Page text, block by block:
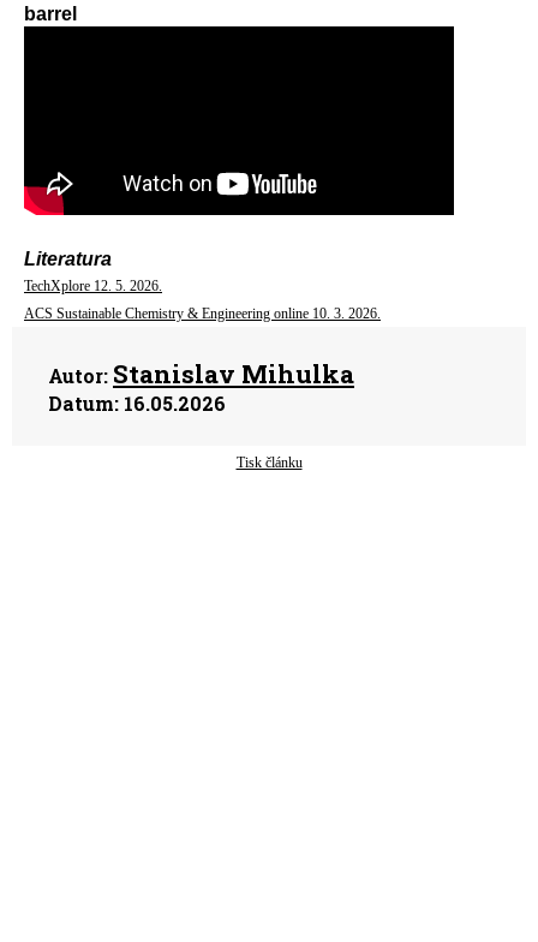
barrel
Literatura
TechXplore 12. 5. 2026.
ACS Sustainable Chemistry & Engineering online 10. 3. 2026.
Autor: Stanislav Mihulka
Datum: 16.05.2026
Tisk článku